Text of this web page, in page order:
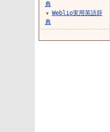
典
▼
Weblio実用英語辞
典